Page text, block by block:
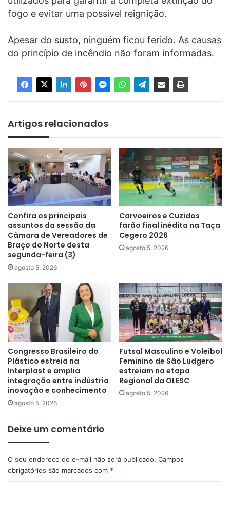
fogo e evitar uma possível reignição.
Apesar do susto, ninguém ficou ferido. As causas
do princípio de incêndio não foram informadas.
Artigos relacionados
Confira os principais
assuntos da sessão da
Câmara de Vereadores de
Braço do Norte desta
segunda-feira (3)
agosto 5, 2026
Carvoeiros e Cuzidos
farão final inédita na Taça
Cegero 2026
agosto 5, 2026
Congresso Brasileiro do
Plástico estreia na
Interplast e amplia
integração entre indústria
inovação e conhecimento
agosto 5, 2026
Futsal Masculino e Voleibol
Feminino de São Ludgero
estreiam na etapa
Regional da OLESC
agosto 5, 2026
Deixe um comentário
O seu endereço de e-mail não será publicado. Campos
obrigatórios são marcados com *